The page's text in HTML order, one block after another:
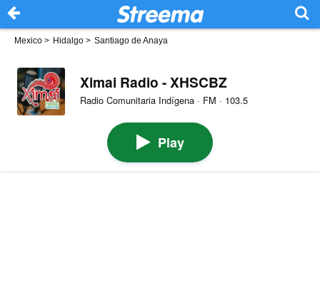
Mexico > Hidalgo > Santiago de Anaya
Ximai Radio - XHSCBZ
Radio Comunitaria Indígena · FM · 103.5
Play